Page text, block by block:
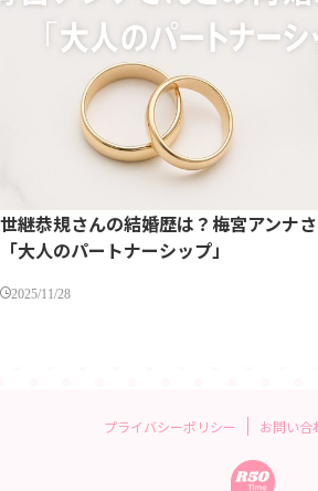
世継恭規さんの結婚歴は？梅宮アンナ
「大人のパートナーシップ」
2025/11/28
プライバシーポリシー お問い合